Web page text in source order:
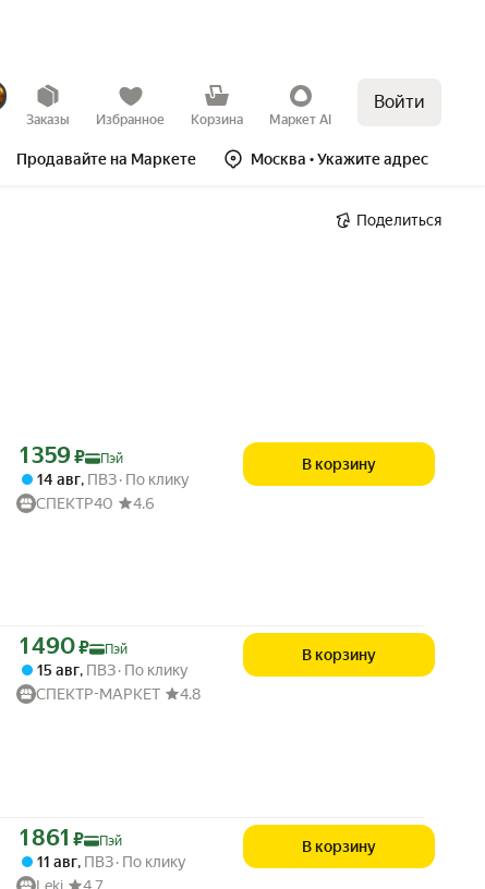
Заказы Избранное Корзина Маркет AI
Войти
Продавайте на Маркете Москва • Укажите адрес
Поделиться
Цена с картой Яндекс Пэй 1359 ₽ вместо
1 359₽ Пэй
14 авг, ПВЗ По клику
СПЕКТР40
4.6
В корзину
Цена с картой Яндекс Пэй 1490 ₽ вместо
1 490₽ Пэй
15 авг, ПВЗ По клику
СПЕКТР-МАРКЕТ
4.8
В корзину
Цена с картой Яндекс Пэй 1861 ₽ вместо
1 861 ₽ Пэй
11 авг, ПВЗ По клику
Leki
4.7
В корзину